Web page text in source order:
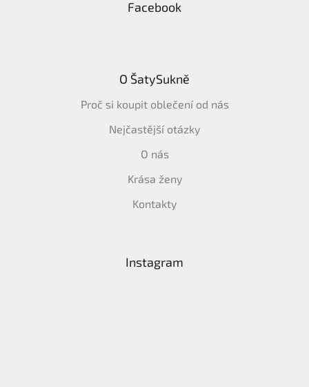
Facebook
O ŠatySukně
Proč si koupit oblečení od nás
Nejčastější otázky
O nás
Krása ženy
Kontakty
Instagram